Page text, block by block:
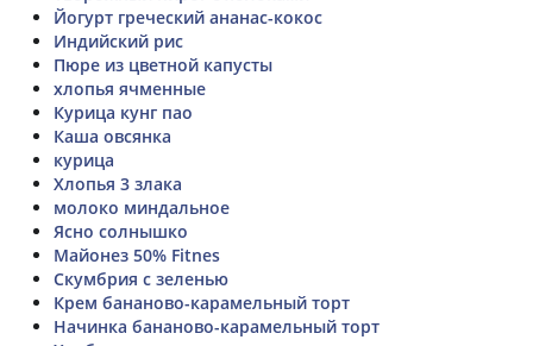
Йогурт греческий ананас-кокос
Индийский рис
Пюре из цветной капусты
хлопья ячменные
Курица кунг пао
Каша овсянка
курица
Хлопья 3 злака
молоко миндальное
Ясно солнышко
Майонез 50% Fitnes
Скумбрия с зеленью
Крем бананово-карамельный торт
Начинка бананово-карамельный торт